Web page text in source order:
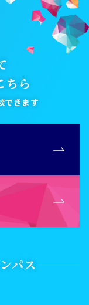
ちら
できます
パス